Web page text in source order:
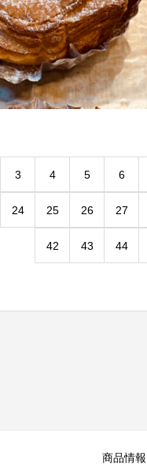
3 4 5 6
24 25 26 27
42 43 44
商品情報